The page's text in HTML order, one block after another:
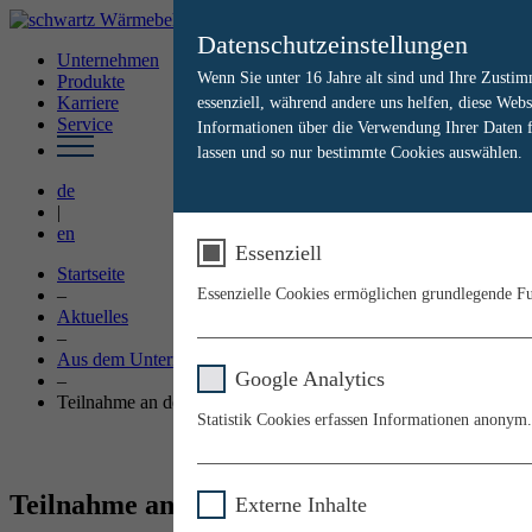
Unternehmen
Produkte
Karriere
Service
de
|
en
Startseite
–
Aktuelles
–
Aus dem Unternehmen
–
Teilnahme an der CHS² in Plzeň, CZ
Teilnahme an der CHS² in Plzeň, CZ
Datenschutzeinstellungen
Wenn Sie unter 16 Jahre alt sind und Ihre
essenziell, während andere uns helfen, diese
Informationen über die Verwendung Ihrer Daten
lassen und so nur bestimmte Cookies auswählen.
Essenziell
Essenzielle Cookies ermöglichen grundlegende
Laufzeit
Zweck
Google Analytics
Statistik Cookies erfassen Informationen
Externe Inhalte